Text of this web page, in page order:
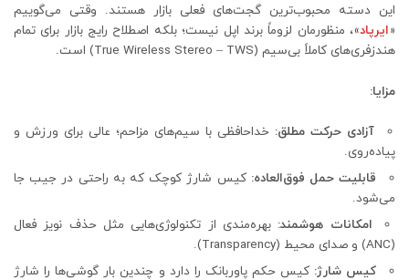
این دسته محبوب‌ترین گجت‌های فعلی بازار هستند. وقتی می‌گوییم
«ایرپاد»، منظورمان لزوماً برند اپل نیست؛ بلکه اصطلاح رایج بازار برای تمام
هندزفری‌های کاملاً بی‌سیم (True Wireless Stereo – TWS) است.
مزایا:
آزادی حرکت مطلق: خداحافظی با سیم‌های مزاحم؛ عالی برای ورزش و
پیاده‌روی.
قابلیت حمل فوق‌العاده: کیس شارژ کوچک که به راحتی در جیب جا
می‌شود.
امکانات هوشمند: بهره‌مندی از تکنولوژی‌هایی مثل حذف نویز فعال
(ANC) و صدای محیط (Transparency).
کیس شارژ: کیس حکم پاوربانک را دارد و چندین بار گوشی‌ها را شارژ